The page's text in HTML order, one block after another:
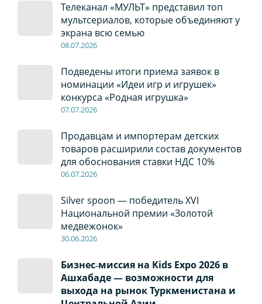
Телеканал «МУЛЬТ» представил топ
мультсериалов, которые объединяют у
экрана всю семью
08.07.2026
Подведены итоги приема заявок в
номинации «Идеи игр и игрушек»
конкурса «Родная игрушка»
07.07.2026
Продавцам и импортерам детских
товаров расширили состав документов
для обоснования ставки НДС 10%
06.07.2026
Silver spoon — победитель XVI
Национальной премии «Золотой
медвежонок»
30.06.2026
Бизнес‑миссия на Kids Expo 2026 в
Ашхабаде — возможности для
выхода на рынок Туркменистана и